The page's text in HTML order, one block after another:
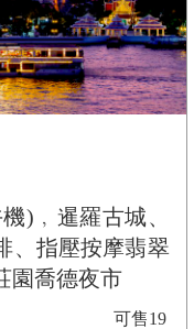
)﹐暹羅古城、
、指壓按摩翡翠
園喬德夜市
可售19